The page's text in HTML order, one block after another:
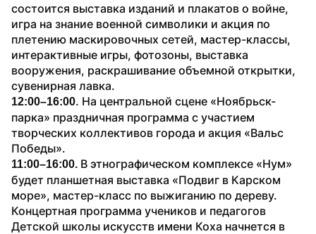
состоится выставка изданий и плакатов о войне,
игра на знание военной символики и акция по
плетению маскировочных сетей, мастер-классы,
интерактивные игры, фотозоны, выставка
вооружения, раскрашивание объемной открытки,
сувенирная лавка.
12:00–16:00. На центральной сцене «Ноябрьск-
парка» праздничная программа с участием
творческих коллективов города и акция «Вальс
Победы».
11:00–16:00. В этнографическом комплексе «Нум»
будет планшетная выставка «Подвиг в Карском
море», мастер-класс по выжиганию по дереву.
Концертная программа учеников и педагогов
Детской школы искусств имени Коха начнется в